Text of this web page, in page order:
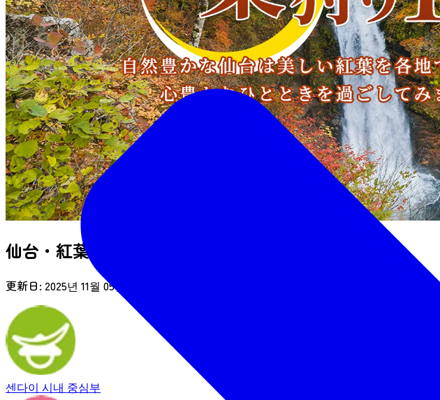
仙台・紅葉狩り10選
更新日: 2025년 11월 05일
센다이 시내 중심부